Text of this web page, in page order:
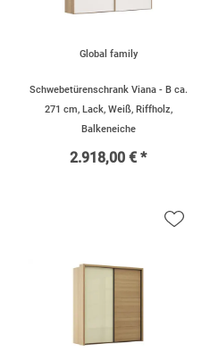
Global family
Schwebetürenschrank Viana - B ca.
271 cm, Lack, Weiß, Riffholz,
Balkeneiche
2.918,00 € *